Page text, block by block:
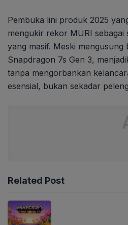
Pembuka lini produk 2025
mengukir rekor MURI sebagai
yang masif. Meski mengusung
Snapdragon 7s Gen 3,
tanpa mengorbankan
esensial, bukan sekadar
Related Post